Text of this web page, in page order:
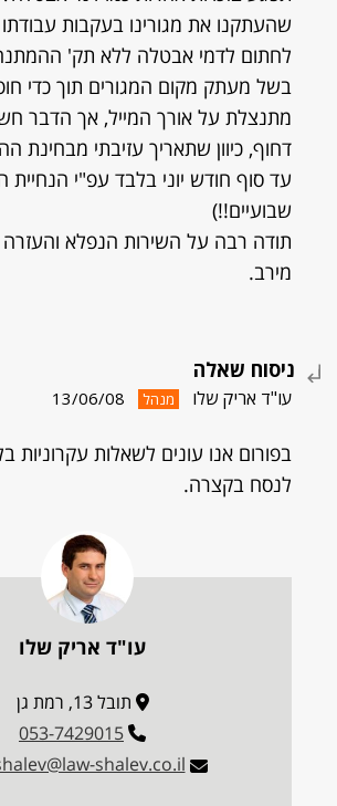
שהעתקנו את מגורינו בעקבות
בשל מעתק מקום המגורים תוך כדי
מתנצלת על אורך המייל, אך הדבר
דחוף, כיוון שתאריך עזיבתי מבחינת
עד סוף חודש יוני בלבד עפ"י הנחיית
שבועיים!!)
תודה רבה על השירות הנפלא
מירב.
ניסוח שאלה
עו"ד אריק שלו מנהל 13/06/08
בפורום אנו עונים לשאלות עקרוניות
לנסח בקצרה.
עו"ד אריק שלו
תובל 13, רמת גן
053-7429015
shalev.co.il